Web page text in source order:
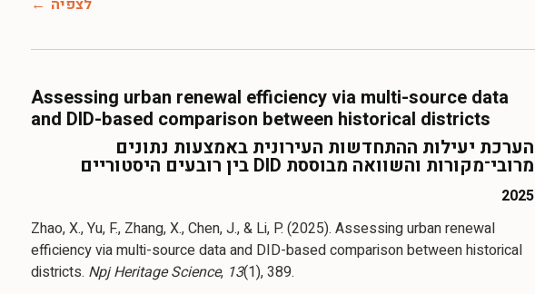
לצפיה
Assessing urban renewal efficiency via multi-source data
and DID-based comparison between historical districts
הערכת יעילות ההתחדשות העירונית באמצעות נתונים
מרובי־מקורות והשוואה מבוססת DID בין רובעים היסטוריים
2025
Zhao, X., Yu, F., Zhang, X., Chen, J., & Li, P. (2025). Assessing urban renewal
efficiency via multi-source data and DID-based comparison between historical
districts. Npj Heritage Science, 13(1), 389.